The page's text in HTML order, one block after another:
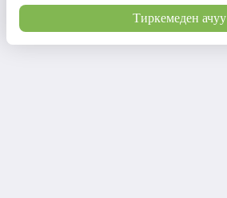
Тиркемеден ачуу